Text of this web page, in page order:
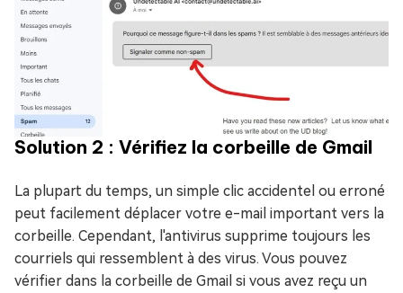
Solution 2 : Vérifiez la corbeille de Gmail
La plupart du temps, un simple clic accidentel ou erroné
peut facilement déplacer votre e-mail important vers la
corbeille. Cependant, l'antivirus supprime toujours les
courriels qui ressemblent à des virus. Vous pouvez
vérifier dans la corbeille de Gmail si vous avez reçu un